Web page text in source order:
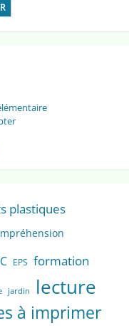
plastiques
EPS formation
jardin lecture
à imprimer